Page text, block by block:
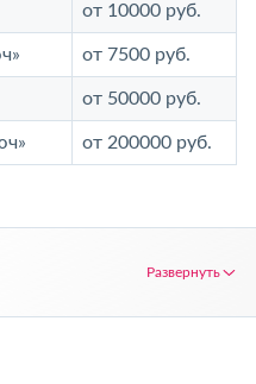
от 10000 руб.
от 7500 руб.
от 50000 руб.
от 200000 руб.
Развернуть